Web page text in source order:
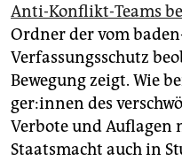
Anti-Konflikt-Teams
Ordner der vom
Verfassungsschutz
Bewegung zeigt. Wie
ge­r:in­nen des
Verbote und Auflagen
Staatsmacht auch in